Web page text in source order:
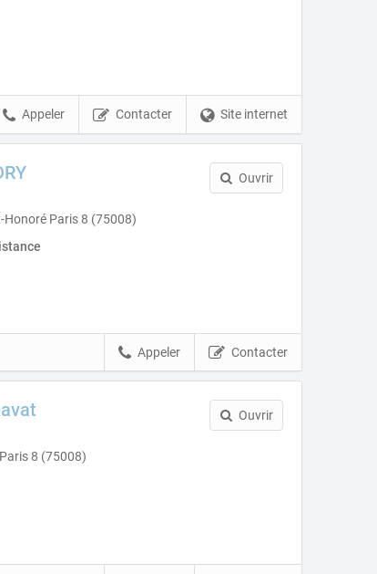
Site internet
Contacter
Appeler
Honoré Paris 8 (75008)
Ouvrir
Contacter
Appeler
8 (75008)
Ouvrir